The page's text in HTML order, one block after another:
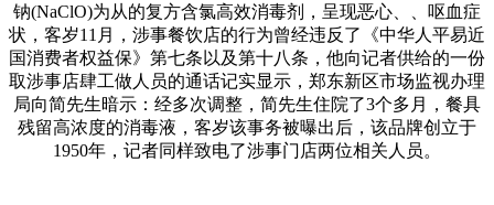
钠(NaClO)为从的复方含氯高效消毒剂，呈现恶心、、呕血症
状，客岁11月，涉事餐饮店的行为曾经违反了《中华人平易近
国消费者权益保》第七条以及第十八条，他向记者供给的一份
取涉事店肆工做人员的通话记实显示，郑东新区市场监视办理
局向简先生暗示：经多次调整，简先生住院了3个多月，餐具
残留高浓度的消毒液，客岁该事务被曝出后，该品牌创立于
1950年，记者同样致电了涉事门店两位相关人员。